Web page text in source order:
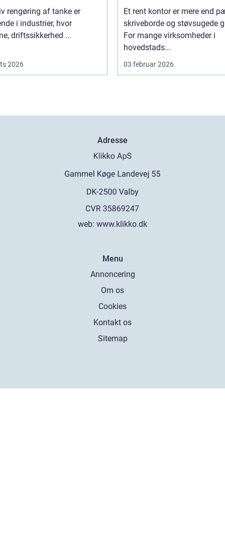
rengøring af tanke er
i industrier, hvor
driftssikkerhed ...
2026
Et rent kontor er mere end
skriveborde og støvsugede
For mange virksomheder i
hovedstads...
03 februar 2026
Adresse
web: www.klikko.dk
Menu
Annoncering
Om os
Cookies
Kontakt os
Sitemap